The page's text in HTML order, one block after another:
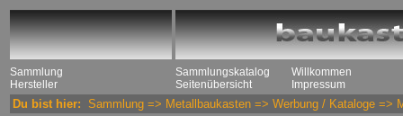
Sammlung
Hersteller
Sammlungskatalog
Seitenübersicht
Willkommen
Impressum
Du bist hier: Sammlung => Metallbaukasten => Werbung / Kataloge =>